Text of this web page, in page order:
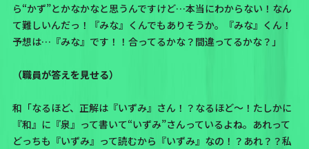
ら“かず”とかなかなと思うんですけど…本当にわからない！なん
て難しいんだっ！『みな』くんでもありそうか。『みな』くん！
予想は…『みな』です！！ 合ってるかな？間違ってるかな？」
（職員が答えを見せる）
和「なるほど、正解は『いずみ』さん！？ なるほど〜！たしかに
『和』に『泉』って書いて“いずみ”さんっているよね。あれって
どっちも『いずみ』って読むから『いずみ』なの！？あれ？？私